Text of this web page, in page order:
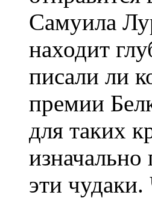
Самуила
находит
писали ли
премии
для таких
изначально
эти